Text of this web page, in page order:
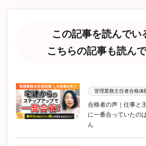
この記事を読んでい
こちらの記事も読ん
管理業務主任者合格体
合格者の声｜仕事と
に一番合っていたの
ん